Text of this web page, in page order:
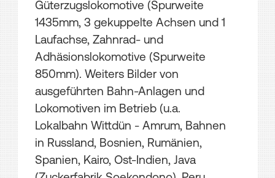
Güterzugslokomotive (Spurweite
1435mm, 3 gekuppelte Achsen und 1
Laufachse, Zahnrad- und
Adhäsionslokomotive (Spurweite
850mm). Weiters Bilder von
ausgeführten Bahn-Anlagen und
Lokomotiven im Betrieb (u.a.
Lokalbahn Wittdün - Amrum, Bahnen
in Russland, Bosnien, Rumänien,
Spanien, Kairo, Ost-Indien, Java